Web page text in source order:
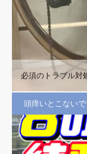
必須のトラブル対
頭痒いとこないで